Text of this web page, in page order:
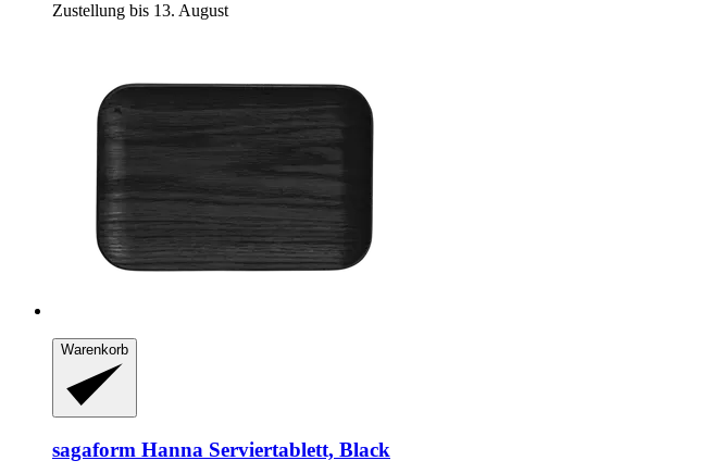
Zustellung bis 13. August
Warenkorb
sagaform Hanna Serviertablett, Black